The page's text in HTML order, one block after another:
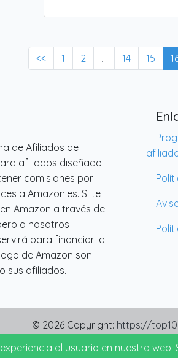
<< 1 2 ... 14 15
de Afiliados de
afiliados diseñado
comisiones por
a Amazon.es. Si te
Amazon a través de
a nosotros
para financiar la
de Amazon son
sus afiliados.
© 2026 Copyright: https://
Made with ❤️ desde
al usuario en nuestra